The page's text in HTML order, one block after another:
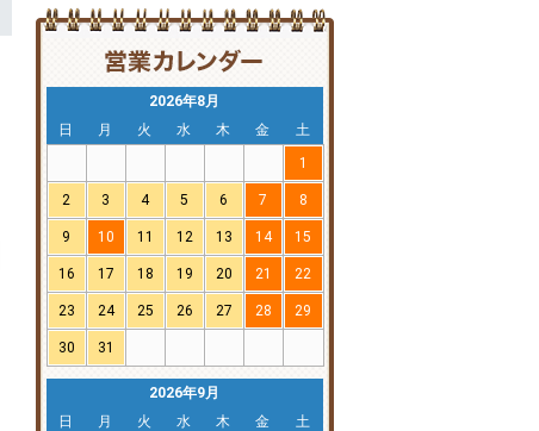
2026年8月
日
月 火 水 木 金
土
1
2 3 4 5 6 7 8
9 10 11 12 13 14 15
16 17 18 19 20 21 22
23 24 25 26 27 28 29
30 31
2026年9月
日
月 火 水 木 金
土